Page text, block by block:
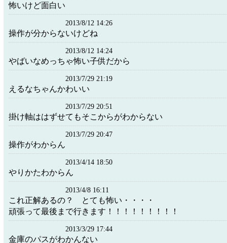
怖いけど面白い
2013/8/12 14:26
操作が分からないけどね
2013/8/12 14:24
やばいなめっちゃ怖い子供だから
2013/7/29 21:19
えるなちゃんかわいい
2013/7/29 20:51
掛け軸ははずせてもそこからがわからない
2013/7/29 20:47
操作がわからん
2013/4/14 18:50
やりかたわからん
2013/4/8 16:11
これ正解あるの？ とても怖い・・・・
頑張って最後まで行きます！！！！！！！！！
2013/3/29 17:44
金庫のパスがわかんない